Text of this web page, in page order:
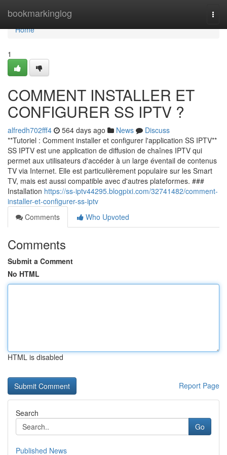
bookmarkinglog
Home
Home
1
COMMENT INSTALLER ET
CONFIGURER SS IPTV ?
alfredh702fff4 564 days ago News
Discuss
**Tutoriel : Comment installer et configurer l'application SS IPTV**
SS IPTV est une application de diffusion de chaînes IPTV qui
permet aux utilisateurs d'accéder à un large éventail de contenus
TV via Internet. Elle est particulièrement populaire sur les Smart
TV, mais est aussi compatible avec d'autres plateformes. ###
Installation https://ss-iptv44295.blogpixi.com/32741482/comment-
installer-et-configurer-ss-iptv
Comments
Who Upvoted
Comments
Submit a Comment
No HTML
HTML is disabled
Report Page
Search
Go
Published News